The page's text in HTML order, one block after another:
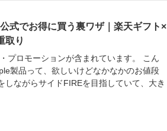
式でお得に買う裏ワザ｜楽天ギフト×
取り
プロモーションが含まれています。 こん
製品って、欲しいけどなかなかのお値段
しながらサイドFIREを目指していて、大き